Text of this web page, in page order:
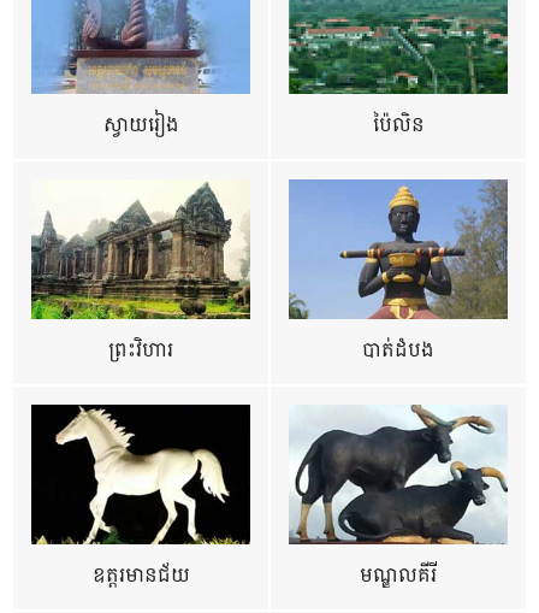
ស្វាយរៀង ប៉ៃលិន
ព្រះវិហារ បាត់ដំបង
ឧត្ដរមានជ័យ មណ្ឌលគីរី